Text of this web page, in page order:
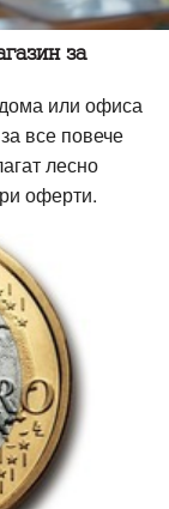
за
или офиса
все повече
лесно
оферти.